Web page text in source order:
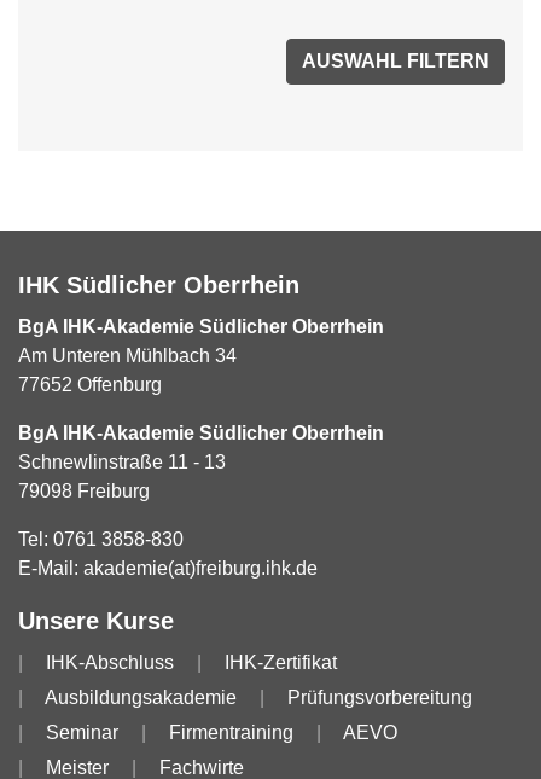
IHK Südlicher Oberrhein
BgA IHK-Akademie Südlicher Oberrhein
Am Unteren Mühlbach 34
77652 Offenburg
BgA IHK-Akademie Südlicher Oberrhein
Schnewlinstraße 11 - 13
79098 Freiburg
Tel: 0761 3858-830
E-Mail: akademie(at)freiburg.ihk.de
Unsere Kurse
IHK-Abschluss
IHK-Zertifikat
Ausbildungsakademie
Prüfungsvorbereitung
Seminar
Firmentraining
AEVO
Meister
Fachwirte